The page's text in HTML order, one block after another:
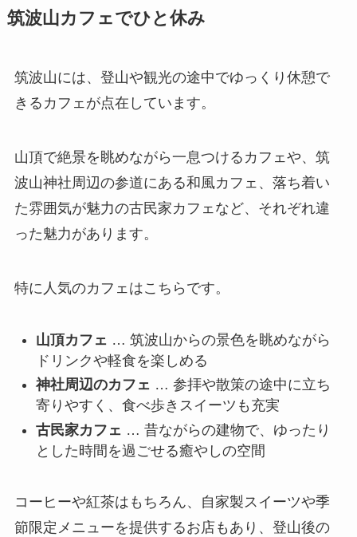
筑波山カフェでひと休み
筑波山には、登山や観光の途中でゆっくり休憩で
きるカフェが点在しています。
山頂で絶景を眺めながら一息つけるカフェや、筑
波山神社周辺の参道にある和風カフェ、落ち着い
た雰囲気が魅力の古民家カフェなど、それぞれ違
った魅力があります。
特に人気のカフェはこちらです。
山頂カフェ … 筑波山からの景色を眺めながら
ドリンクや軽食を楽しめる
神社周辺のカフェ … 参拝や散策の途中に立ち
寄りやすく、食べ歩きスイーツも充実
古民家カフェ … 昔ながらの建物で、ゆったり
とした時間を過ごせる癒やしの空間
コーヒーや紅茶はもちろん、自家製スイーツや季
節限定メニューを提供するお店もあり、登山後の